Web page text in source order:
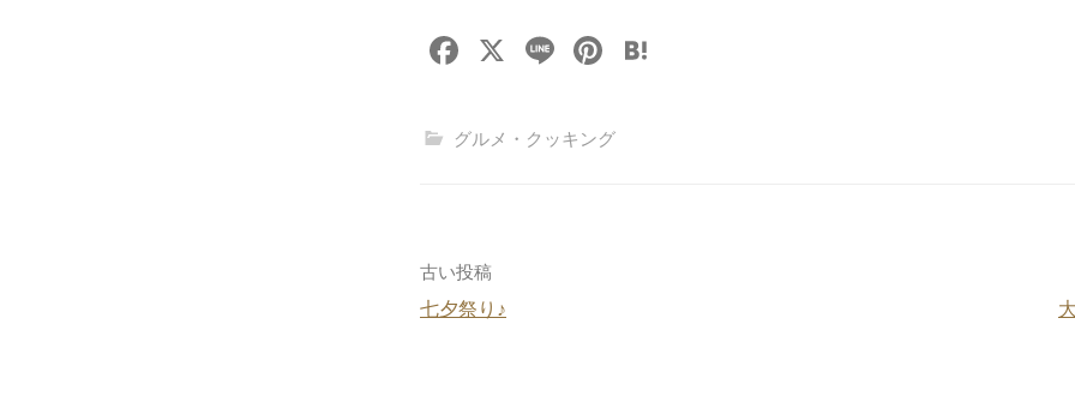
F
c
o
k
X
Li
e
Pi
er
グルメ・クッキング
投
稿
古い投稿
七夕祭り♪